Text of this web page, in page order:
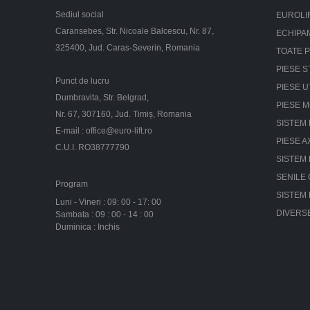
Sediul social
Caransebes, Str. Nicoale Balcescu, Nr. 87,
325400, Jud. Caras-Severin, Romania
Punct de lucru
Dumbravita, Str. Belgrad,
Nr. 67, 307160, Jud. Timiș, Romania
E-mail : office@euro-lift.ro
C.U.I. RO38777790
Program
Luni - Vineri : 09: 00 - 17: 00
Sambata : 09 : 00 - 14 : 00
Duminica : Inchis
TOATE
PIESE
PIESE
PIESE
SISTEM
PIESE
SISTEM
SENILE
SISTEM